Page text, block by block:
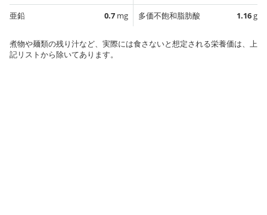
亜鉛
0.7 mg
多価不飽和脂肪酸
1.16g
煮物や麺類の残り汁など、実際には食さないと想定される栄養価は、上
記リストから除いてあります。